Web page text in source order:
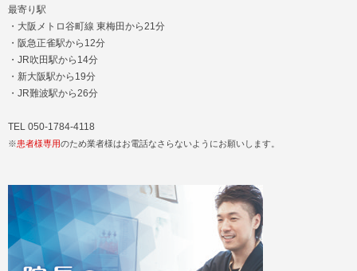
最寄り駅
・大阪メトロ谷町線 東梅田から21分
・阪急正雀駅から12分
・JR吹田駅から14分
・新大阪駅から19分
・JR難波駅から26分
TEL 050-1784-4118
※患者様専用のため業者様はお電話なさらないようにお願いします。